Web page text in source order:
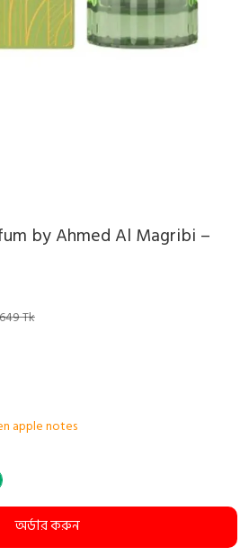
by Ahmed Al Magribi –
Tk
apple notes
অর্ডার করুন